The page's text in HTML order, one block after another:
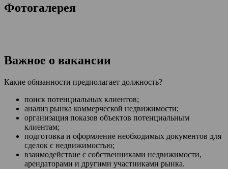
Фотогалерея
Важное о вакансии
Какие обязанности предполагает должность?
поиск потенциальных клиентов;
анализ рынка коммерческой недвижимости;
организация показов объектов потенциальным
клиентам;
подготовка и оформление необходимых документов для
сделок с недвижимостью;
взаимодействие с собственниками недвижимости,
арендаторами и другими участниками рынка.